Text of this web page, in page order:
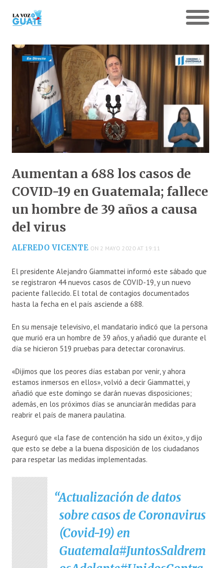
Aumentan a 688 los casos de
COVID-19 en Guatemala; fallece
un hombre de 39 años a causa
del virus
ALFREDO VICENTE ON 2 MAYO 2020 AT 19:11
El presidente Alejandro Giammattei informó este sábado que
se registraron 44 nuevos casos de COVID-19, y un nuevo
paciente fallecido. El total de contagios documentados
hasta la fecha en el país asciende a 688.
En su mensaje televisivo, el mandatario indicó que la persona
que murió era un hombre de 39 años, y añadió que durante el
día se hicieron 519 pruebas para detectar coronavirus.
«Dijimos que los peores días estaban por venir, y ahora
estamos inmersos en ellos», volvió a decir Giammattei, y
añadió que este domingo se darán nuevas disposiciones;
además, en los próximos días se anunciarán medidas para
reabrir el país de manera paulatina.
Aseguró que «la fase de contención ha sido un éxito», y dijo
que esto se debe a la buena disposición de los ciudadanos
para respetar las medidas implementadas.
Actualización de datos
sobre casos de Coronavirus
(Covid-19) en
Guatemala#JuntosSaldrem